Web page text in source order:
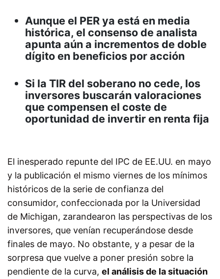
Aunque el PER ya está en media
histórica, el consenso de analista
apunta aún a incrementos de doble
dígito en beneficios por acción
Si la TIR del soberano no cede, los
inversores buscarán valoraciones
que compensen el coste de
oportunidad de invertir en renta fija
El inesperado repunte del IPC de EE.UU. en mayo
y la publicación el mismo viernes de los mínimos
históricos de la serie de confianza del
consumidor, confeccionada por la Universidad
de Michigan, zarandearon las perspectivas de los
inversores, que venían recuperándose desde
finales de mayo. No obstante, y a pesar de la
sorpresa que vuelve a poner presión sobre la
pendiente de la curva, el análisis de la situación